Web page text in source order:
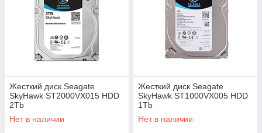
Жесткий диск Seagate
SkyHawk ST2000VX015 HDD
2Tb
Нет в наличии
Жесткий диск Seagate
SkyHawk ST1000VX005 HDD
1Tb
Нет в наличии